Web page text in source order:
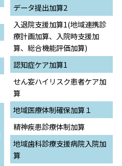
データ提出加算2
入退院支援加算1(地域連携診
療計画加算、入院時支援加
算、総合機能評価加算)
認知症ケア加算1
せん妄ハイリスク患者ケア加
算
地域医療体制確保加算１
精神疾患診療体制加算
地域歯科診療支援病院入院加
算